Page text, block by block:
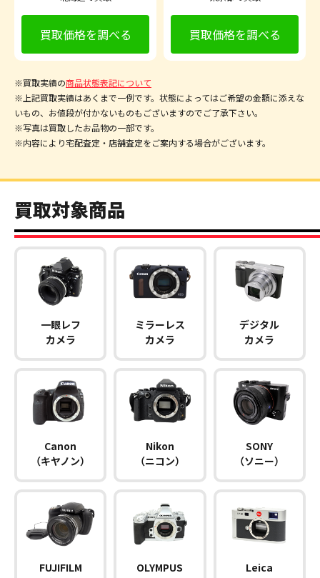
買取価格を調べる 買取価格を調べる
※買取実績の商品状態表記について
※上記買取実績はあくまで一例です。状態によってはご希望の金額に添えな
いもの、お値段が付かないものもございますのでご了承下さい。
※写真は買取したお品物の一部です。
※内容により宅配査定・店舗査定をご案内する場合がございます。
買取対象商品
一眼レフ
カメラ
ミラーレス
カメラ
デジタル
カメラ
Canon
（キヤノン）
Nikon
（ニコン）
SONY
（ソニー）
FUJIFILM
OLYMPUS
Leica